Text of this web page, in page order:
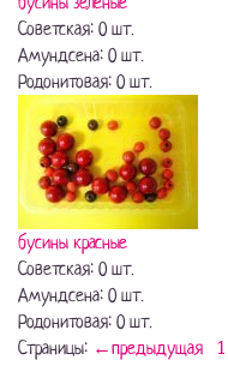
Советская: 0 шт.
Амундсена: 0 шт.
Родонитовая: 0 шт.
бусины красные
Советская: 0 шт.
Амундсена: 0 шт.
Родонитовая: 0 шт.
Страницы: ←предыдущая 1